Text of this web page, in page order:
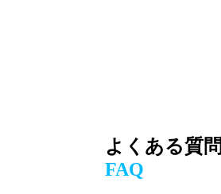
よくある質問
FAQ